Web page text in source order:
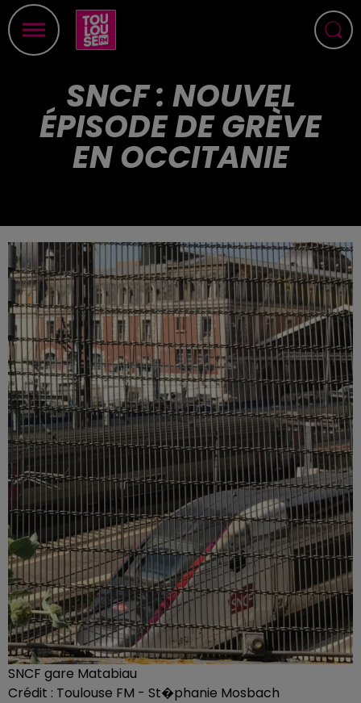
SNCF : NOUVEL
ÉPISODE DE GRÈVE
EN OCCITANIE
SNCF gare Matabiau
Crédit : Toulouse FM - St�phanie Mosbach